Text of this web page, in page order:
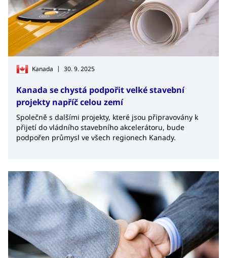
Kanada | 30. 9. 2025
Kanada se chystá podpořit velké stavební
projekty napříč celou zemí
Společně s dalšími projekty, které jsou připravovány k
přijetí do vládního stavebního akcelerátoru, bude
podpořen průmysl ve všech regionech Kanady.